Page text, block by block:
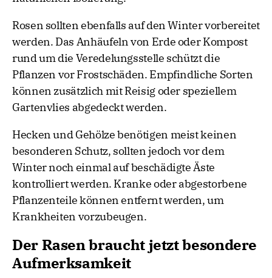
Rosen sollten ebenfalls auf den Winter vorbereitet
werden. Das Anhäufeln von Erde oder Kompost
rund um die Veredelungsstelle schützt die
Pflanzen vor Frostschäden. Empfindliche Sorten
können zusätzlich mit Reisig oder speziellem
Gartenvlies abgedeckt werden.
Hecken und Gehölze benötigen meist keinen
besonderen Schutz, sollten jedoch vor dem
Winter noch einmal auf beschädigte Äste
kontrolliert werden. Kranke oder abgestorbene
Pflanzenteile können entfernt werden, um
Krankheiten vorzubeugen.
Der Rasen braucht jetzt besondere
Aufmerksamkeit